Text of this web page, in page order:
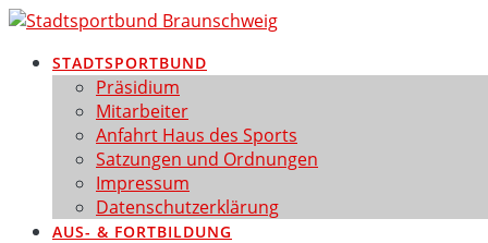
Zum
springenSTADTSPORTBUND
Präsidium
Mitarbeiter
Anfahrt Haus des Sports
Satzungen und Ordnungen
Impressum
Datenschutzerklärung
AUS- & FORTBILDUNG